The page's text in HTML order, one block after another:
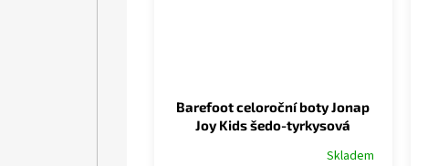
Barefoot celoroční boty Jonap
Joy Kids šedo-tyrkysová
Skladem